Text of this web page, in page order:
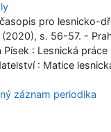
pro lesnicko-
s. 56-57. -
Písek : Lesnická práce
: Matice
záznam periodika